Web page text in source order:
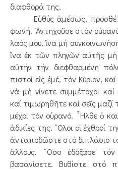
διαφθορά της.
Εὐθύς ἀμέσως,
φωνή. ᾿Αντηχοῦσε στόν
λαός μου, ἵνα μή
ἵνα ἐκ τῶν πληγῶν αὐτῆς
αὐτήν τήν διεφθαρμένη
πιστοί εἰς ἐμέ, τόν Κύριον,
νά μή γίνετε συμμέτοχοι
καί τιμωρηθῆτε καί σεῖς
μέχρι τόν οὐρανό. ῏Ηλθε ὁ
ἀδικίες της. ῞Ολοι οἱ ἐχθροί
ἀνταποδῶστε στό διπλάσιο
ἄλλους. ῞Οσο ἐδόξασε
βασανίσετε. Βυθίστε στό